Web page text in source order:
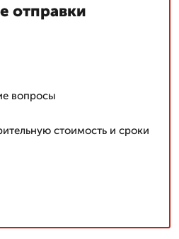
отправки
вопросы
стоимость и сроки